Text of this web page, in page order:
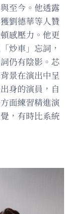
至今。他透露
劉德華等人贊
感壓力。他更
炒車」忘詞，
仍有陰影。芯
景在演出中呈
身的演員，自
面練習精進演
，有時比系統